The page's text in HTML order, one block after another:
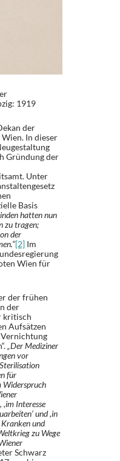
1919
der
In dieser
Gründung der
Unter
Basis
hatten nun
zu tragen;
der
[2] Im
Wien für
der frühen
der
kritisch
Aufsätzen
„Der Mediziner
vor
für
Widerspruch
,im Interesse
und ,in
und
zu Wege
Schwarz